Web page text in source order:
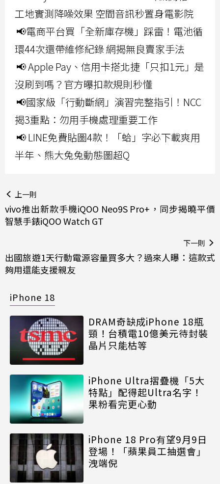
工地實測降噪效果 空間音訊秒置身電影院
📢電商平台買「全新庫存機」踩雷！電池循
環44次還帶維修紀錄 網揭無良賣家手法
📢 Apple Pay、信用卡搭北捷「只扣1元」是
沒刷到嗎？官方曝扣款規則秒懂
📢國家級「行動斷網」演習完整指引！NCC
揭3重點：勿用手機處理重要工作
📢 LINE免費貼圖4款！「蛤」字必下載爽用
半年、熊大兔兔動態圖超Q
上一則
vivo推出新款手機iQOO Neo9S Pro+，同步揭曉平價
智慧手錶iQOO Watch GT
下一則
出國旅遊1天行動電源容量買多大？過來人曝：這款式
夠用還能支援親友
iPhone 18
DRAM奇缺成iPhone 18瓶
頸！台積電10億美元待封裝
晶片只能枯等
iPhone Ultra摺疊機「5大
特點」配得起Ultra名字！
果粉看完更心動
iPhone 18 Pro有望9月9日
登場！「蘋果員工抽選會」
洩端倪